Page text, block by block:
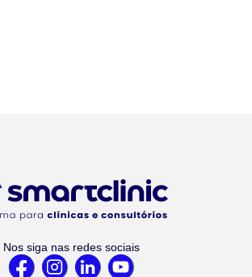
Nos siga nas redes sociais